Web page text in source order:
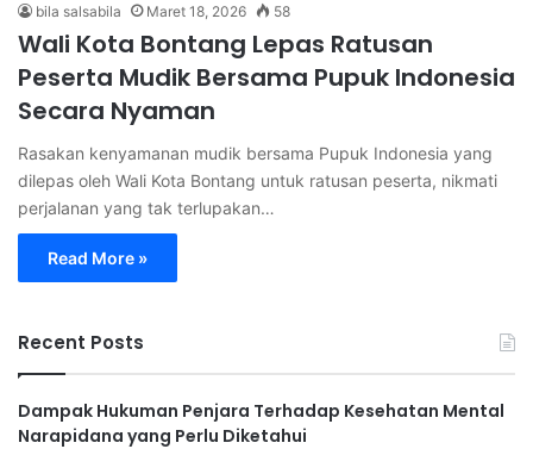
bila salsabila Maret 18, 2026 58
Wali Kota Bontang Lepas Ratusan
Peserta Mudik Bersama Pupuk Indonesia
Secara Nyaman
Rasakan kenyamanan mudik bersama Pupuk Indonesia yang
dilepas oleh Wali Kota Bontang untuk ratusan peserta, nikmati
perjalanan yang tak terlupakan…
Read More »
Recent Posts
Dampak Hukuman Penjara Terhadap Kesehatan Mental
Narapidana yang Perlu Diketahui